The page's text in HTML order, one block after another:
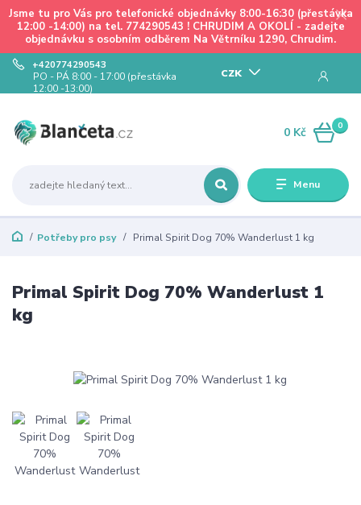
Jsme tu pro Vás pro telefonické objednávky 8:00-16:30 (přestávka
12:00 -14:00) na tel. 774290543 ! CHRUDIM A OKOLÍ - zadejte
objednávku s osobním odběrem Na Větrníku 1290, Chrudim.
Menu
CZK
+420774290543
PO - PÁ 8:00 - 17:00 (přestávka
12:00 -13:00)
0
0 Kč
Potřeby pro psy Primal Spirit Dog 70% Wanderlust 1 kg
Primal Spirit Dog 70% Wanderlust 1
kg